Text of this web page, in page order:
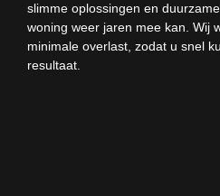
slimme oplossingen en
woning weer jaren mee kan. Wij
minimale overlast, zodat u snel
resultaat.